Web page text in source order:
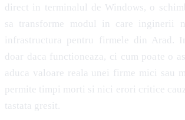
direct in terminalul de Windows, o
sa transforme modul in care inginerii
infrastructura pentru firmele din Arad.
doar daca functioneaza, ci cum poate o
aduca valoare reala unei firme mici sau
permite timpi morti si nici erori critice
tastata gresit.